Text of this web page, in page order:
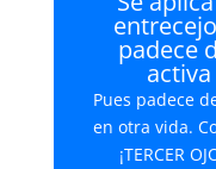
padece
activa
Pues padece
en otra vida.
¡TERCER